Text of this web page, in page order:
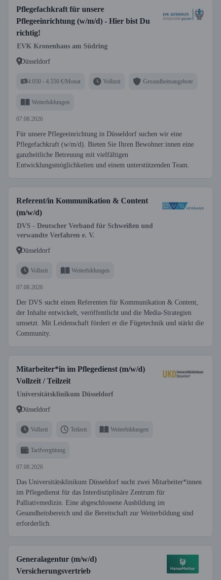
Pflegefachkraft für unsere
Pflegeeinrichtung (w/m/d) - Hier bist Du
richtig!
EVK Kronenhaus am Südring
Düsseldorf
4.050 - 4.550 €/Monat Vollzeit Gesundheitsangebote
Weiterbildungen
07.08.2026
Für unsere Pflegeeinrichtung in Düsseldorf suchen wir eine
Pflegefachkraft (w/m/d). Bieten Sie Ihren Bewohner:innen eine
ganzheitliche Betreuung mit vielfältigen
Entwicklungsmöglichkeiten und einem unterstützenden Team.
Referent/in Kommunikation & Content
(m/w/d)
DVS - Deutscher Verband für Schweißen und
verwandte Verfahren e. V.
Düsseldorf
Vollzeit Weiterbildungen
07.08.2026
Der DVS sucht einen Referenten für Kommunikation & Content,
der Inhalte entwickelt, veröffentlicht und die Media-Strategien
umsetzt. Mit Leidenschaft fördert er die Fügetechnik und stärkt die
Community.
Mitarbeiter*in im Pflegedienst (m/w/d)
Vollzeit / Teilzeit
Universitätsklinikum Düsseldorf
Düsseldorf
Vollzeit Teilzeit Weiterbildungen
Tarifvergütung
07.08.2026
Das Universitätsklinikum Düsseldorf sucht zwei Mitarbeiter*innen
im Pflegedienst für das Interdisziplinäre Zentrum für
Palliativmedizin. Eine abgeschlossene Ausbildung im
Gesundheitsbereich und die Bereitschaft zur Weiterbildung sind
erforderlich.
Generalagentur (m/w/d)
Versicherungsvertrieb